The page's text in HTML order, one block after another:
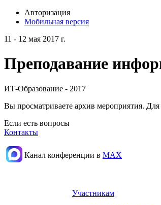
Авторизация
Мобильная версия
11 - 12 мая 2017 г.
Преподавание
ИТ-Образование - 2017
Вы просматриваете архив мероприятия.
Если есть вопросы
Контакты
Канал конференции в МАХ
Участникам